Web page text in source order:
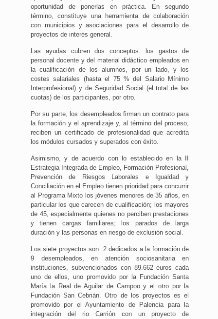
oportunidad de ponerlas en práctica. En segundo
término, constituye una herramienta de colaboración
con municipios y asociaciones para el desarrollo de
proyectos de interés general.
Las ayudas cubren dos conceptos: los gastos de
personal docente y del material didáctico empleados en
la cualificación de los alumnos, por un lado, y los
costes salariales (hasta el 75 % del Salario Mínimo
Interprofesional) y de Seguridad Social (el total de las
cuotas) de los participantes, por otro.
Por su parte, los desempleados firman un contrato para
la formación y el aprendizaje y, al término del proceso,
reciben un certificado de profesionalidad que acredita
los módulos cursados y superados con éxito.
Asimismo, y de acuerdo con lo establecido en la II
Estrategia Integrada de Empleo, Formación Profesional,
Prevención de Riesgos Laborales e Igualdad y
Conciliación en el Empleo tienen prioridad para concurrir
al Programa Mixto los jóvenes menores de 35 años, en
particular los que carecen de cualificación; los mayores
de 45, especialmente quienes no perciben prestaciones
y tienen cargas familiares; los parados de larga
duración y las personas en riesgo de exclusión social.
Los siete proyectos son: 2 dedicados a la formación de
9 desempleados, en atención sociosanitaria en
instituciones, subvencionados con 89.662 euros cada
uno de ellos, uno promovido por la Fundación Santa
María la Real de Aguilar de Campoo y el otro por la
Fundación San Cebrián. Otro de los proyectos es el
promovido por el Ayuntamiento de Palencia para la
integración del rio Carrión con un proyecto de